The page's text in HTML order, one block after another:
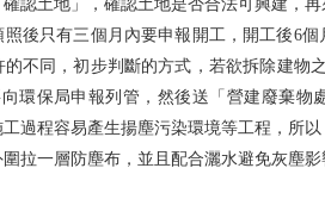
認土地」，確認土地是否合法可興建，
後只有三個月內要申報開工，開工後6
不同，初步判斷的方式，若欲拆除建物
環保局申報列管，然後送「營建廢棄物
過程容易產生揚塵污染環境等工程，所
拉一層防塵布，並且配合灑水避免灰塵